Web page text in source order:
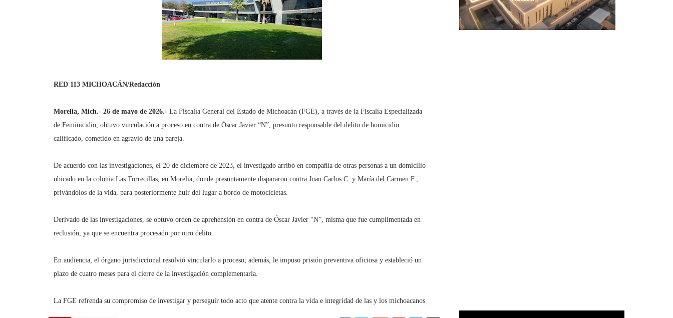
RED 113 MICHOACÁN/Redacción
Morelia, Mich.- 26 de mayo de 2026.- La Fiscalía General del Estado de Michoacán (FGE), a través de la Fiscalía Especializada
de Feminicidio, obtuvo vinculación a proceso en contra de Óscar Javier “N”, presunto responsable del delito de homicidio
calificado, cometido en agravio de una pareja.
De acuerdo con las investigaciones, el 20 de diciembre de 2023, el investigado arribó en compañía de otras personas a un domicilio
ubicado en la colonia Las Torrecillas, en Morelia, donde presuntamente dispararon contra Juan Carlos C. y María del Carmen F.,
privándolos de la vida, para posteriormente huir del lugar a bordo de motocicletas.
Derivado de las investigaciones, se obtuvo orden de aprehensión en contra de Óscar Javier “N”, misma que fue cumplimentada en
reclusión, ya que se encuentra procesado por otro delito.
En audiencia, el órgano jurisdiccional resolvió vincularlo a proceso; además, le impuso prisión preventiva oficiosa y estableció un
plazo de cuatro meses para el cierre de la investigación complementaria.
La FGE refrenda su compromiso de investigar y perseguir todo acto que atente contra la vida e integridad de las y los michoacanos.